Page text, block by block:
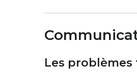
Les